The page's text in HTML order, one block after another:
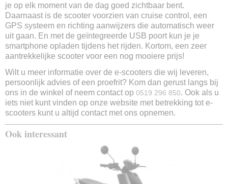
12 Inch
Remsysteem voor
Schijfrem
Remsysteem achter
Schijfrem & elektronisch
Display
Led
Alarm
Ja
Stuurslot
Ja
Ja
je op elk moment van de dag goed zichtbaar bent.
Daarnaast is de scooter voorzien van cruise control, een
GPS systeem en richting aanwijzers die automatisch weer
uit gaan. En met de geïntegreerde USB poort kun je je
smartphone opladen tijdens het rijden. Kortom, een zeer
aantrekkelijke scooter voor een nog mooiere prijs!
Wilt u meer informatie over de e-scooters die wij leveren,
persoonlijk advies of een proefrit? Kom dan gerust langs bij
ons in de winkel of neem contact op 0519 296 850. Ook als u
iets niet kunt vinden op onze website met betrekking tot e-
scooters kunt u altijd contact met ons opnemen.
Ook interessant